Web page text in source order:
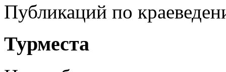
Публикаций по
Турместа